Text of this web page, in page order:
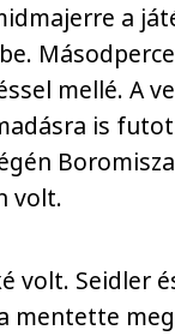
a
mellé. A
is
volt.
volt. Seidler
mentette